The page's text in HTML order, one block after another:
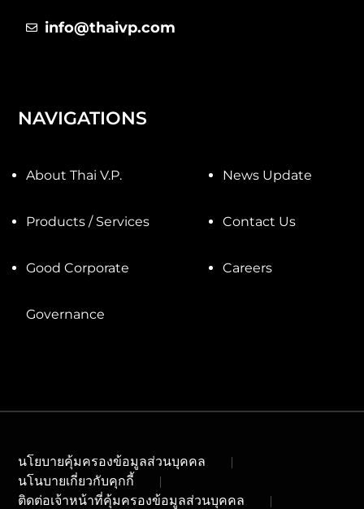
info@thaivp.com
NAVIGATIONS
About Thai V.P.
Products / Services
Good Corporate
Governance
News Update
Contact Us
Careers
นโยบายคุ้มครองข้อมูลส่วนบุคคล
นโนบายเกี่ยวกับคุกกี้
ติดต่อเจ้าหน้าที่คุ้มครองข้อมูลส่วนบุคคล